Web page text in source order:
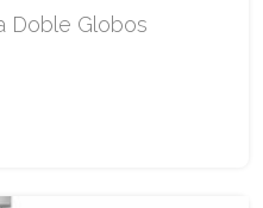
Doble Globos